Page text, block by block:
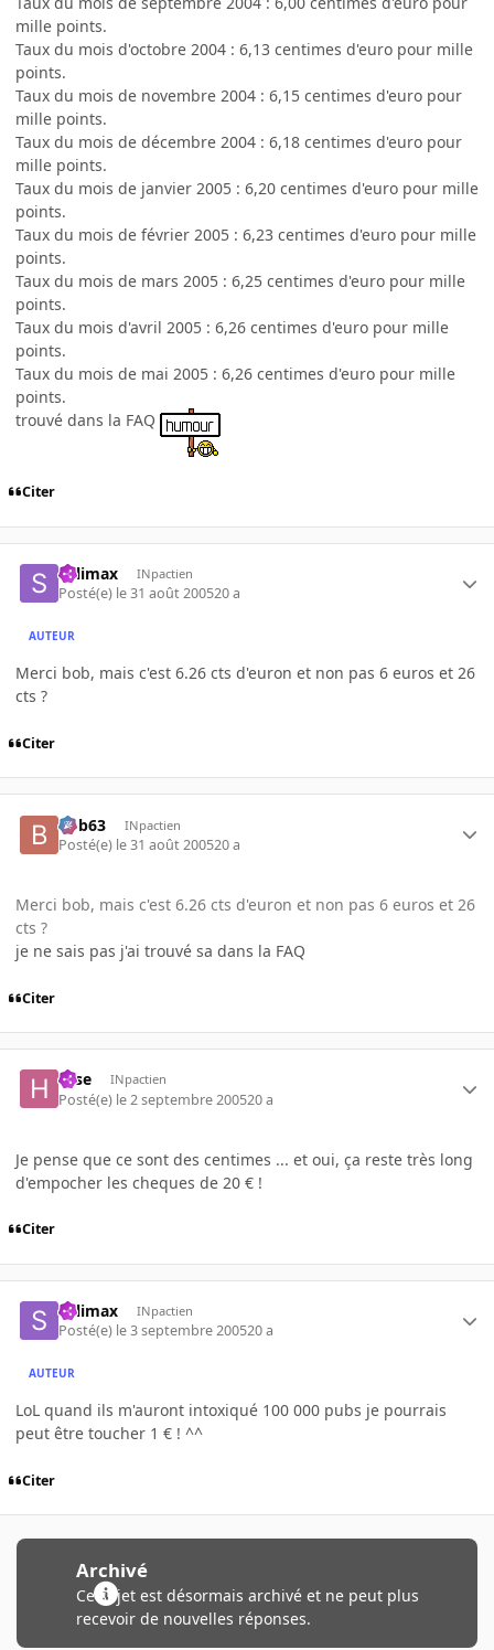
mille points.
Taux du mois d'octobre 2004 : 6,13 centimes d'euro pour mille
points.
Taux du mois de novembre 2004 : 6,15 centimes d'euro pour
mille points.
Taux du mois de décembre 2004 : 6,18 centimes d'euro pour
mille points.
Taux du mois de janvier 2005 : 6,20 centimes d'euro pour mille
points.
Taux du mois de février 2005 : 6,23 centimes d'euro pour mille
points.
Taux du mois de mars 2005 : 6,25 centimes d'euro pour mille
points.
Taux du mois d'avril 2005 : 6,26 centimes d'euro pour mille
points.
Taux du mois de mai 2005 : 6,26 centimes d'euro pour mille
points.
trouvé dans la FAQ
Citer
Salimax INpactien
Posté(e) le 31 août 200520 a
AUTEUR
Merci bob, mais c'est 6.26 cts d'euron et non pas 6 euros et 26
cts ?
Citer
bob63 INpactien
Posté(e) le 31 août 200520 a
Merci bob, mais c'est 6.26 cts d'euron et non pas 6 euros et 26
cts ?
je ne sais pas j'ai trouvé sa dans la FAQ
Citer
Hise INpactien
Posté(e) le 2 septembre 200520 a
Je pense que ce sont des centimes ... et oui, ça reste très long
d'empocher les cheques de 20 € !
Citer
Salimax INpactien
Posté(e) le 3 septembre 200520 a
AUTEUR
LoL quand ils m'auront intoxiqué 100 000 pubs je pourrais
peut être toucher 1 € ! ^^
Citer
Archivé
Ce sujet est désormais archivé et ne peut plus
recevoir de nouvelles réponses.